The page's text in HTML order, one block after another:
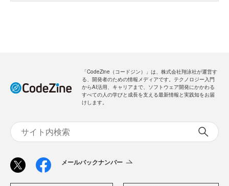
「CodeZine（コードジン）」は、株式会社翔泳社が運営す
る、開発者のための情報メディアです。テクノロジー入門
からAI活用、キャリアまで、ソフトウェア開発にかかわる
すべての人の学びと成長を支える最新情報と実践知をお届
けします。
メールバックナンバー